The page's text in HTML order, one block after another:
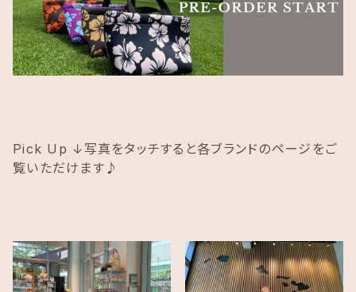
Pick Up ↓写真をタッチすると各ブランドのページをご
覧いただけます♪